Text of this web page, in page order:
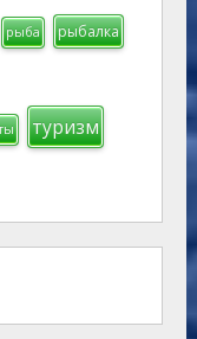
рыба рыбалка
туризм